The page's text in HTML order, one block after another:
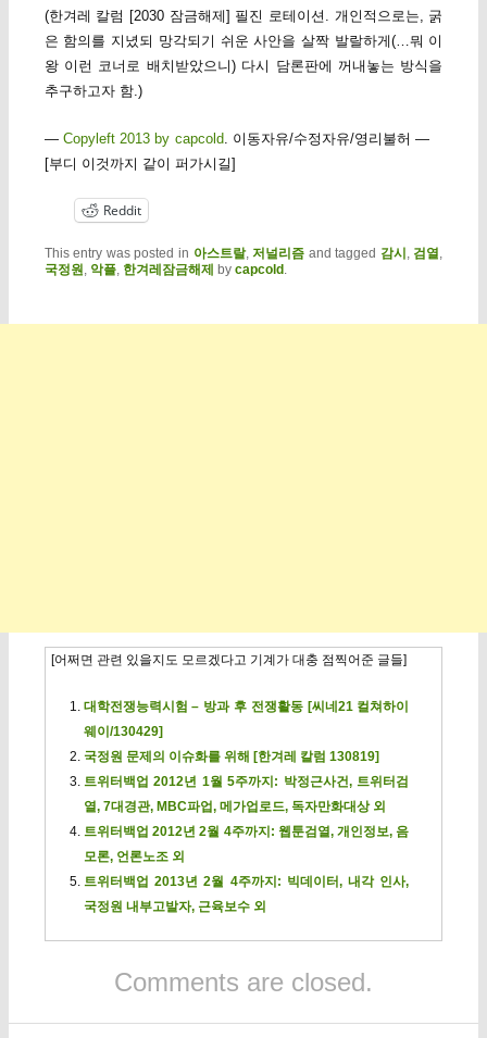
(한겨레 칼럼 [2030 잠금해제] 필진 로테이션. 개인적으로는, 굵
은 함의를 지녔되 망각되기 쉬운 사안을 살짝 발랄하게(…뭐 이
왕 이런 코너로 배치받았으니) 다시 담론판에 꺼내놓는 방식을
추구하고자 함.)
— Copyleft 2013 by capcold. 이동자유/수정자유/영리불허 —
[부디 이것까지 같이 퍼가시길]
Reddit
This entry was posted in 아스트랄,저널리즘 and tagged 감시 검열
국정원 악플, 한겨레잠금해제 by capcold.
[어쩌면 관련 있을지도 모르겠다고 기계가 대충 점찍어준 글들]
대학전쟁능력시험 – 방과 후 전쟁활동 [씨네21 컬쳐하이
웨이/130429]
국정원 문제의 이슈화를 위해 [한겨레 칼럼 130819]
트위터백업 2012년 1월 5주까지: 박정근사건, 트위터검
열, 7대경관, MBC파업, 메가업로드, 독자만화대상 외
트위터백업 2012년 2월 4주까지: 웹툰검열, 개인정보, 음
모론, 언론노조 외
트위터백업 2013년 2월 4주까지: 빅데이터, 내각 인사,
국정원 내부고발자, 근육보수 외
Comments are closed.